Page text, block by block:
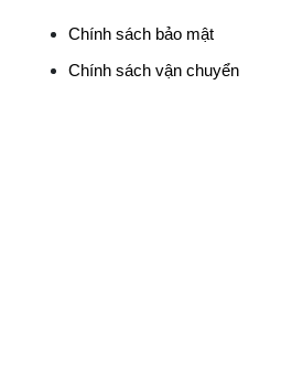
Chính sách bảo mật
Chính sách vận chuyển